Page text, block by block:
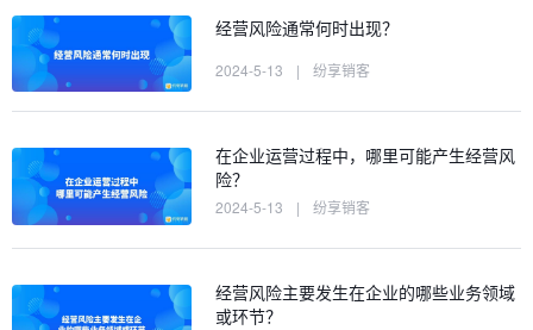
经营风险通常何时出现？
2024-5-13 | 纷享销客
在企业运营过程中，哪里可能产生经营风
险？
2024-5-13 | 纷享销客
经营风险主要发生在企业的哪些业务领域
或环节？